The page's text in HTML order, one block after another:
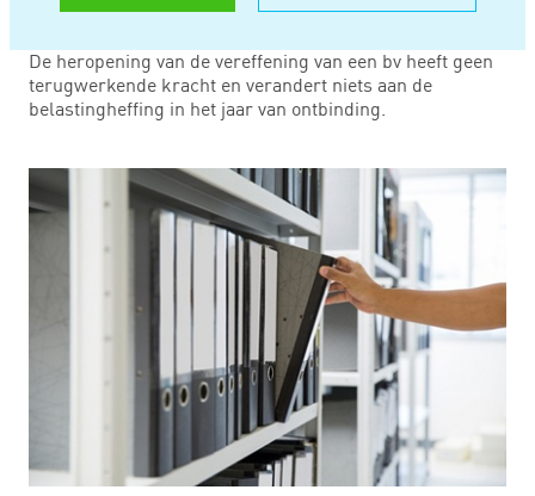
De heropening van de vereffening van een bv heeft geen
terugwerkende kracht en verandert niets aan de
belastingheffing in het jaar van ontbinding.